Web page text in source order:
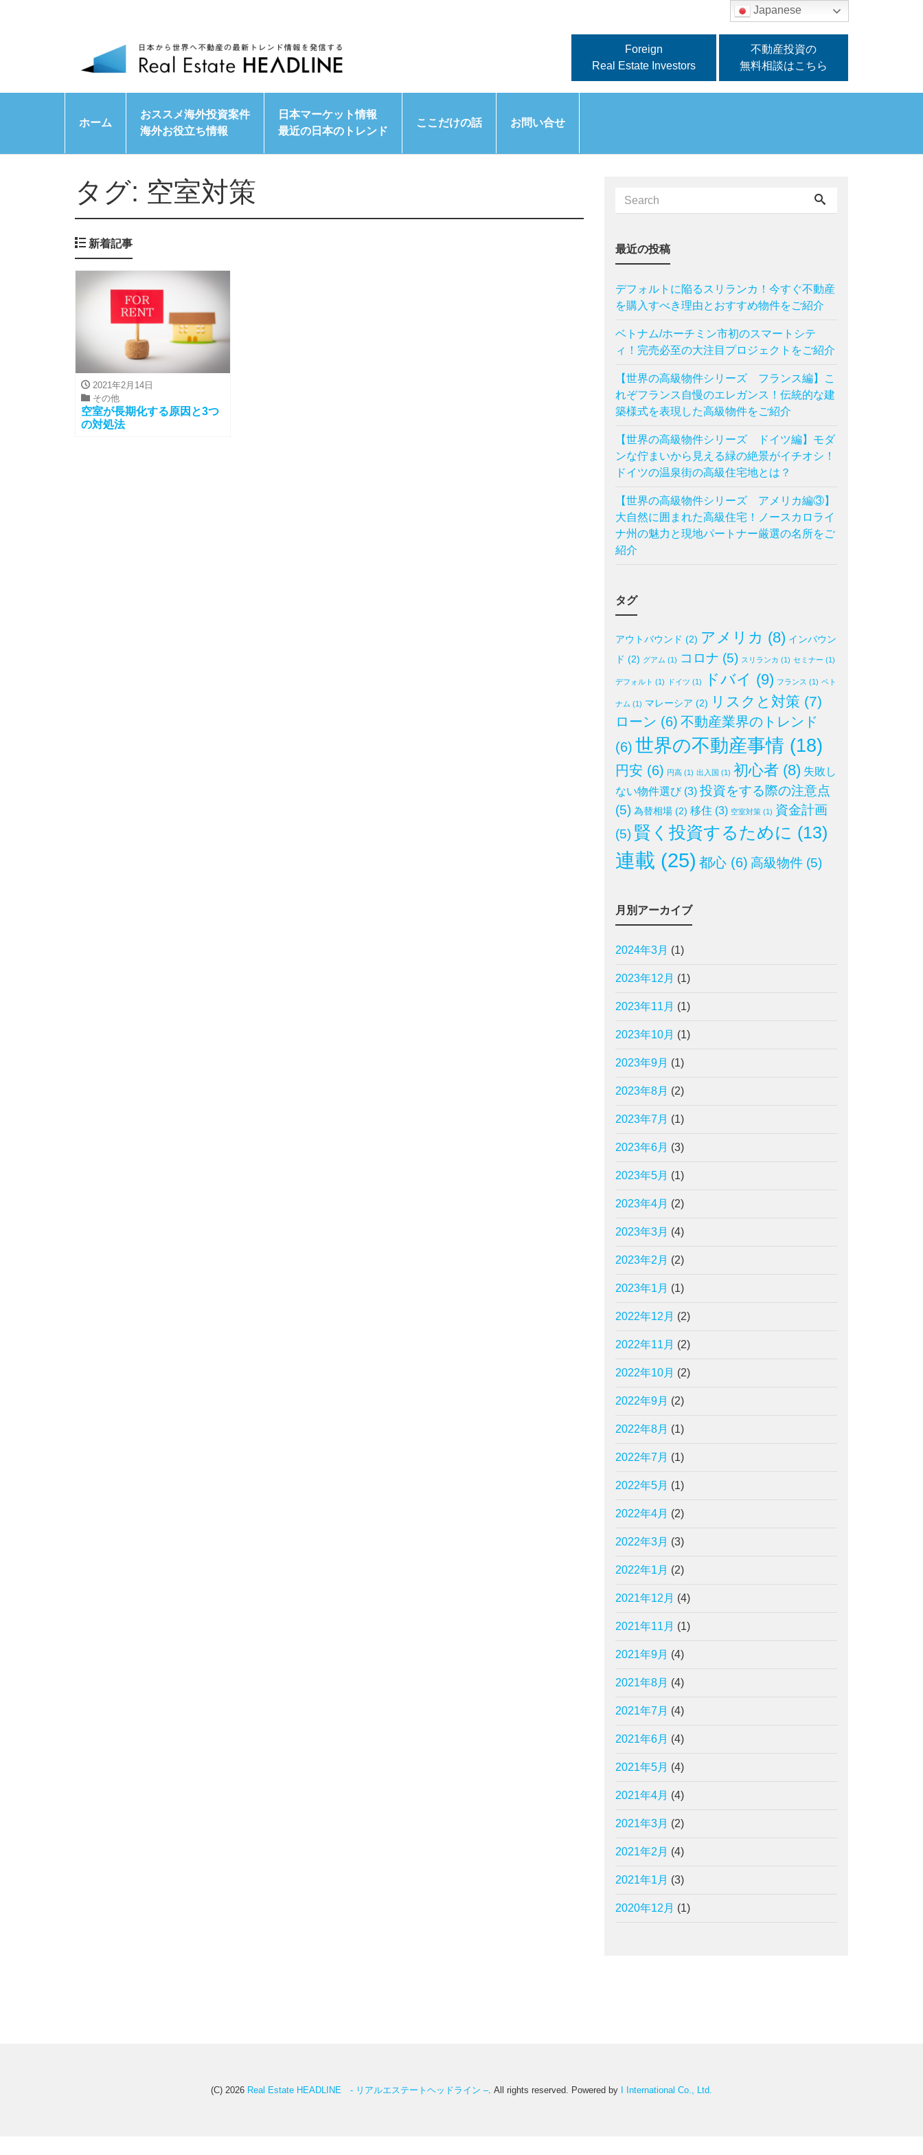
Foreign
Real Estate Investors
不動産投資の
無料相談はこちら
ホーム
おススメ海外投資案件
海外お役立ち情報
日本マーケット情報
最近の日本のトレンド
ここだけの話 お問い合せ
タグ: 空室対策
新着記事
2021年2月14日
その他
空室が長期化する原因と3つ
の対処法
最近の投稿
デフォルトに陥るスリランカ！今すぐ不動産
を購入すべき理由とおすすめ物件をご紹介
ベトナム/ホーチミン市初のスマートシテ
ィ！完売必至の大注目プロジェクトをご紹介
【世界の高級物件シリーズ フランス編】こ
れぞフランス自慢のエレガンス！伝統的な建
築様式を表現した高級物件をご紹介
【世界の高級物件シリーズ ドイツ編】モダ
ンな佇まいから見える緑の絶景がイチオシ！
ドイツの温泉街の高級住宅地とは？
【世界の高級物件シリーズ アメリカ編③】
大自然に囲まれた高級住宅！ノースカロライ
ナ州の魅力と現地パートナー厳選の名所をご
紹介
タグ
アウトバウンド (2) アメリカ (8) インバウン
ド (2) グアム (1) コロナ (5) スリランカ (1) セミナー (1)
デフォルト (1) ドイツ (1) ドバイ (9) フランス (1) ベト
ナム (1) マレーシア (2) リスクと対策 (7)
ローン (6) 不動産業界のトレンド
(6) 世界の不動産事情 (18)
円安 (6) 円高(1) 出入国 (1) 初心者 (8) 失敗し
ない物件選び(3) 投資をする際の注意点
(5) 為替相場(2) 移住 (3) 空室対策(1) 資金計画
(5) 賢く投資するために (13)
連載 (25) 都心(6) 高級物件(5)
月別アーカイブ
2024年3月 (1)
2023年12月 (1)
2023年11月 (1)
2023年10月 (1)
2023年9月 (1)
2023年8月 (2)
2023年7月 (1)
2023年6月 (3)
2023年5月 (1)
2023年4月 (2)
2023年3月 (4)
2023年2月 (2)
2023年1月 (1)
2022年12月 (2)
2022年11月 (2)
2022年10月 (2)
2022年9月 (2)
2022年8月 (1)
2022年7月 (1)
2022年5月 (1)
2022年4月 (2)
2022年3月 (3)
2022年1月 (2)
2021年12月 (4)
2021年11月 (1)
2021年9月 (4)
2021年8月 (4)
2021年7月 (4)
2021年6月 (4)
2021年5月 (4)
2021年4月 (4)
2021年3月 (2)
2021年2月 (4)
2021年1月 (3)
2020年12月 (1)
(C) 2026 Real Estate HEADLINE - リアルエステートヘッドライン –. All rights reserved. Powered by I International Co., Ltd.
Japanese